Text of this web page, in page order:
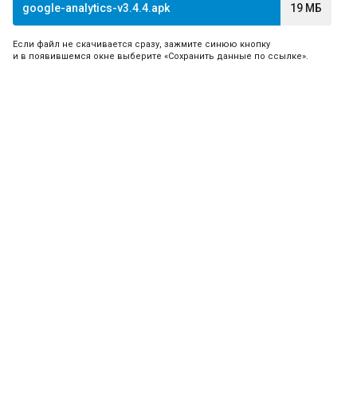
google-analytics-v3.4.4.apk 19 МБ
Если файл не скачивается сразу, зажмите синюю кнопку
и в появившемся окне выберите «Сохранить данные по ссылке».